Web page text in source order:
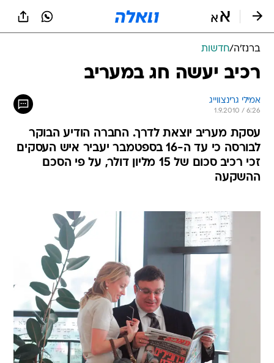
ברנז'ה/חדשות
רכיב יעשה חג במעריב
אמילי גרינצווייג
1.9.2010 / 6:26
עסקת מעריב יוצאת לדרך. החברה הודיע הבוקר
לבורסה כי עד ה-16 בספטמבר יעביר איש העסקים
זכי רכיב סכום של 15 מליון דולר, על פי הסכם
ההשקעה